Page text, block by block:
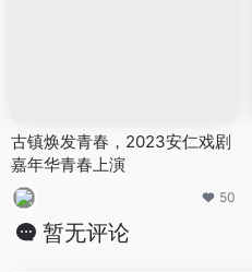
古镇焕发青春，2023安仁戏剧
嘉年华青春上演
50
暂无评论